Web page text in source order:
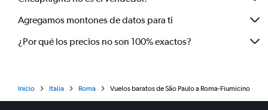
Agregamos montones de datos para ti
¿Por qué los precios no son 100% exactos?
Inicio Italia Roma Vuelos baratos de São Paulo a Roma-Fiumicino